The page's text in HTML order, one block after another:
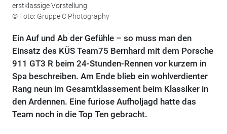
erstklassige Vorstellung.
© Foto: Gruppe C Photography
Ein Auf und Ab der Gefühle – so muss man den
Einsatz des KÜS Team75 Bernhard mit dem Porsche
911 GT3 R beim 24-Stunden-Rennen vor kurzem in
Spa beschreiben. Am Ende blieb ein wohlverdienter
Rang neun im Gesamtklassement beim Klassiker in
den Ardennen. Eine furiose Aufholjagd hatte das
Team noch in die Top Ten gebracht.